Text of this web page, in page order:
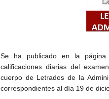
Se ha publicado en la
calificaciones diarias del
cuerpo de Letrados de la
correspondientes al día 19 de